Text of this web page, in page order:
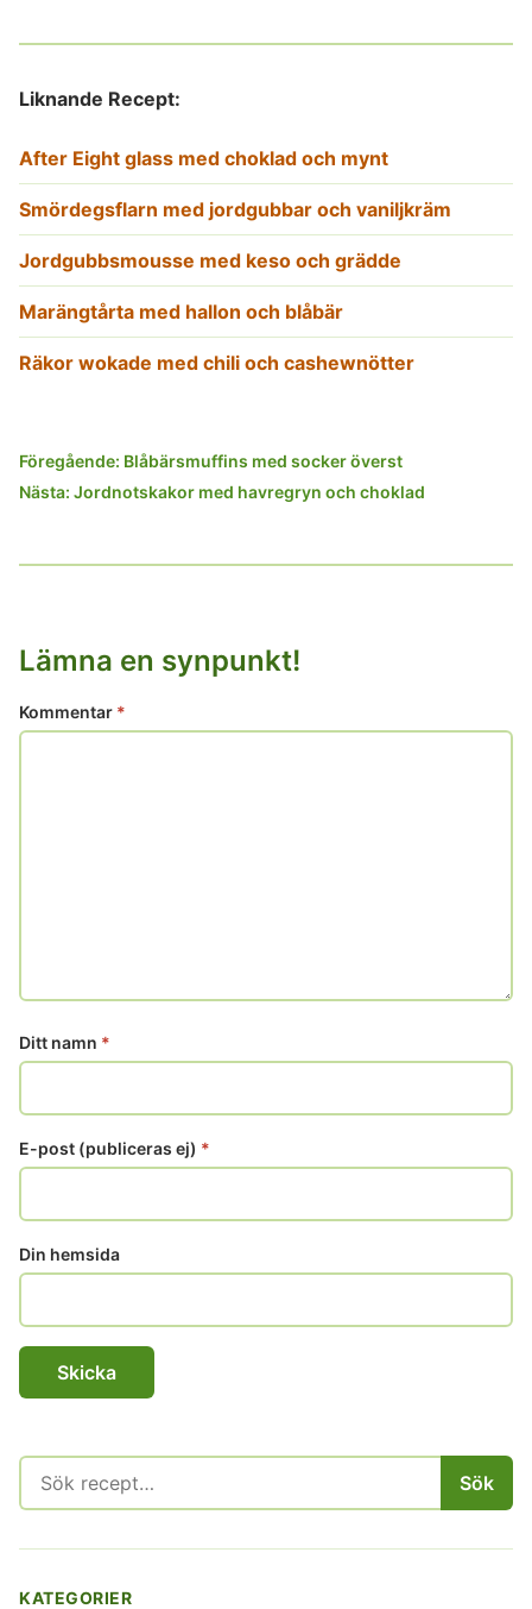
Liknande Recept:
After Eight glass med choklad och mynt
Smördegsflarn med jordgubbar och vaniljkräm
Jordgubbsmousse med keso och grädde
Marängtårta med hallon och blåbär
Räkor wokade med chili och cashewnötter
Inläggsnavigering
Föregående: Blåbärsmuffins med socker överst
Nästa: Jordnotskakor med havregryn och choklad
Lämna en synpunkt!
Kommentar *
Ditt namn *
E-post (publiceras ej) *
Din hemsida
Sök
efter:
Sök
KATEGORIER